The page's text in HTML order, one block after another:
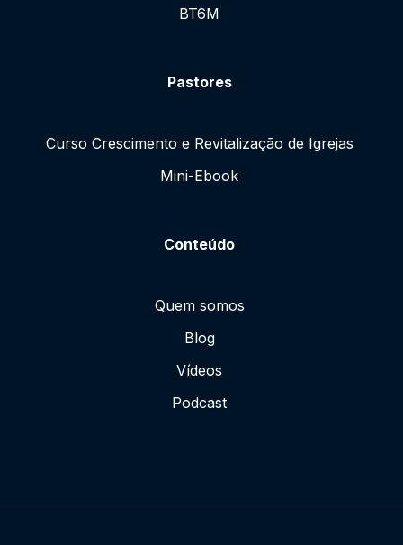
BT6M
Pastores
Curso Crescimento e Revitalização de Igrejas
Mini-Ebook
Conteúdo
Quem somos
Blog
Vídeos
Podcast